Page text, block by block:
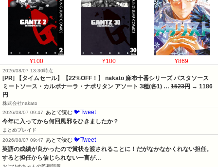
¥100 ¥100 ¥869
2026/08/07 13:30時点
[PR] 【タイムセール】【22%OFF！】 nakato 麻布十番シリーズ パスタソース
ミートソース・カルボナーラ・ナポリタン アソート 3種(各1) … 1523円 → 1186
円
株式会社nakato
2026/08/07 09:47 あとで読む 🐦Tweet
今年に入ってから何回風邪をひきましたか？
まとめブレイド
2026/08/07 09:47 あとで読む 🐦Tweet
英語の成績が良かったので賞状を渡されることに！だがなかなかくれない担任。
すると担任から信じられない一言が…